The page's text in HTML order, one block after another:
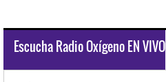
Escucha Radio Oxígeno EN VIVO